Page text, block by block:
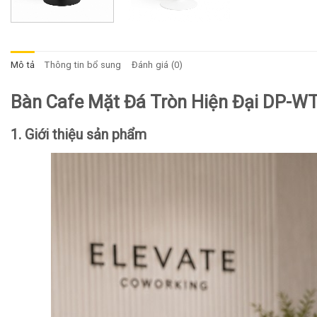
Mô tả Thông tin bổ sung Đánh giá (0)
Bàn Cafe Mặt Đá Tròn Hiện Đại DP-
1. Giới thiệu sản phẩm